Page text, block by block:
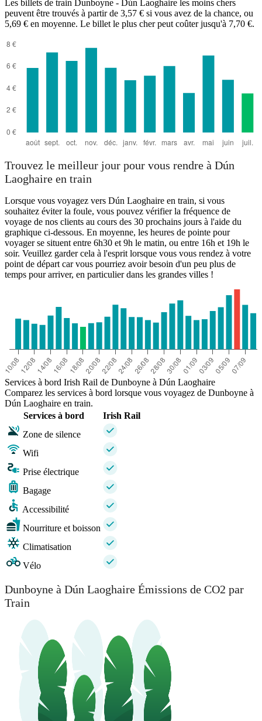
Les billets de train Dunboyne - Dún Laoghaire les moins chers
peuvent être trouvés à partir de 3,57 € si vous avez de la chance, ou
5,69 € en moyenne. Le billet le plus cher peut coûter jusqu'à 7,70 €.
Trouvez le meilleur jour pour vous rendre à Dún
Laoghaire en train
Lorsque vous voyagez vers Dún Laoghaire en train, si vous
souhaitez éviter la foule, vous pouvez vérifier la fréquence de
voyage de nos clients au cours des 30 prochains jours à l'aide du
graphique ci-dessous. En moyenne, les heures de pointe pour
voyager se situent entre 6h30 et 9h le matin, ou entre 16h et 19h le
soir. Veuillez garder cela à l'esprit lorsque vous vous rendez à votre
point de départ car vous pourriez avoir besoin d'un peu plus de
temps pour arriver, en particulier dans les grandes villes !
Services à bord Irish Rail de Dunboyne à Dún Laoghaire
Comparez les services à bord lorsque vous voyagez de Dunboyne à
Dún Laoghaire en train.
Services à bord
Irish Rail
Zone de silence
Wifi
Prise électrique
Bagage
Accessibilité
Nourriture et boisson
Climatisation
Vélo
Dunboyne à Dún Laoghaire Émissions de CO2 par
Train